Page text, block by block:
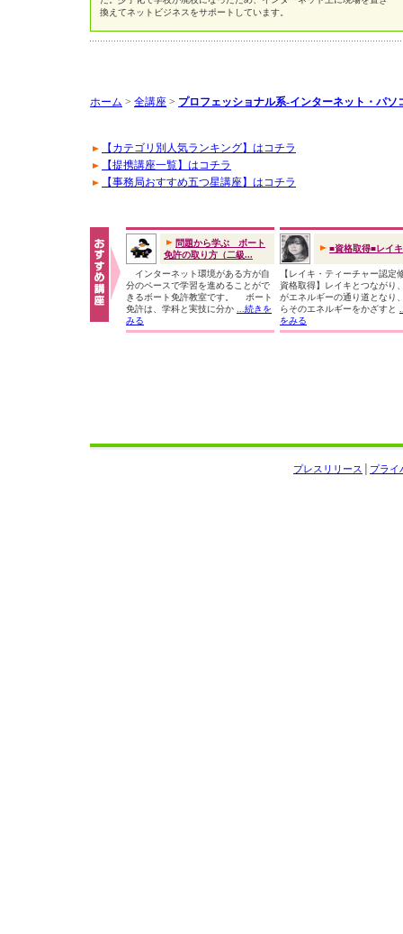
換えてネットビジネスをサポートしています。
ホーム > 全講座 > プロフェッショナル系-インターネット・パソ
【カテゴリ別人気ランキング】はコチラ
【提携講座一覧】はコチラ
【事務局おすすめ五つ星講座】はコチラ
問題から学ぶ ボート
免許の取り方（二級...
インターネット環境がある方が自
分のペースで学習を進めることがで
きるボート免許教室です。 ボート
免許は、学科と実技に分か
...続きを
みる
■資格取得■レイ
【レイキ・ティーチャー認定
資格取得】レイキとつながり
がエネルギーの通り道となり
らそのエネルギーをかざすと
をみる
プライ
プレスリリース